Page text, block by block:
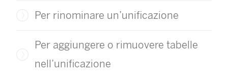
Per rinominare un’unificazione
Per aggiungere o rimuovere tabelle
nell’unificazione